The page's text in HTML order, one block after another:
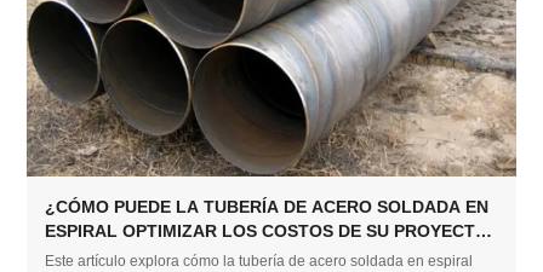
¿CÓMO PUEDE LA TUBERÍA DE ACERO SOLDADA EN
ESPIRAL OPTIMIZAR LOS COSTOS DE SU PROYECTO
DE CONSTRUCCIÓN?
Este artículo explora cómo la tubería de acero soldada en espiral